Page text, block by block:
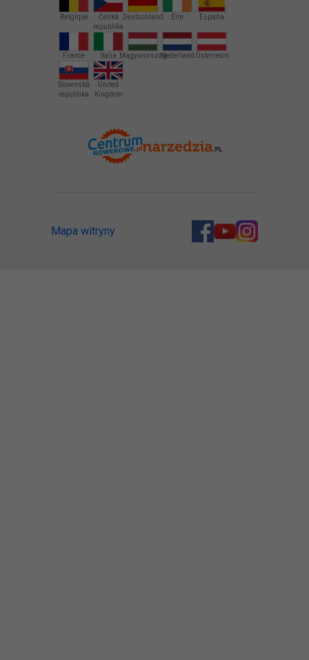
Belgique
Česká
republika
Deutschland Éire España
France Italia MagyarországNederland Österreich
Slovenská
republika
United
Kingdom
Mapa witryny